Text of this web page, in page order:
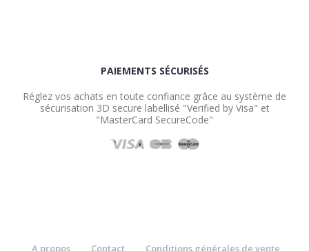
PAIEMENTS SÉCURISÉS
Réglez vos achats en toute confiance grâce au système de
sécurisation 3D secure labellisé "Verified by Visa" et
"MasterCard SecureCode"
A propos Contact Conditions générales de vente